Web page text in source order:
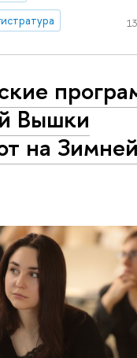
Вышки
на Зимней